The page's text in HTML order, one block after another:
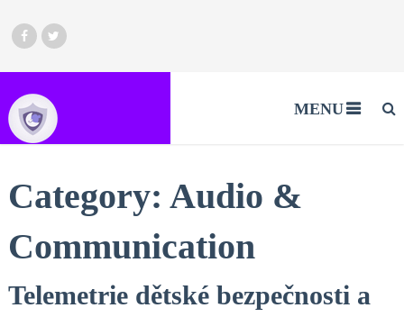
MENU
Category: Audio &
Communication
Telemetrie dětské bezpečnosti a